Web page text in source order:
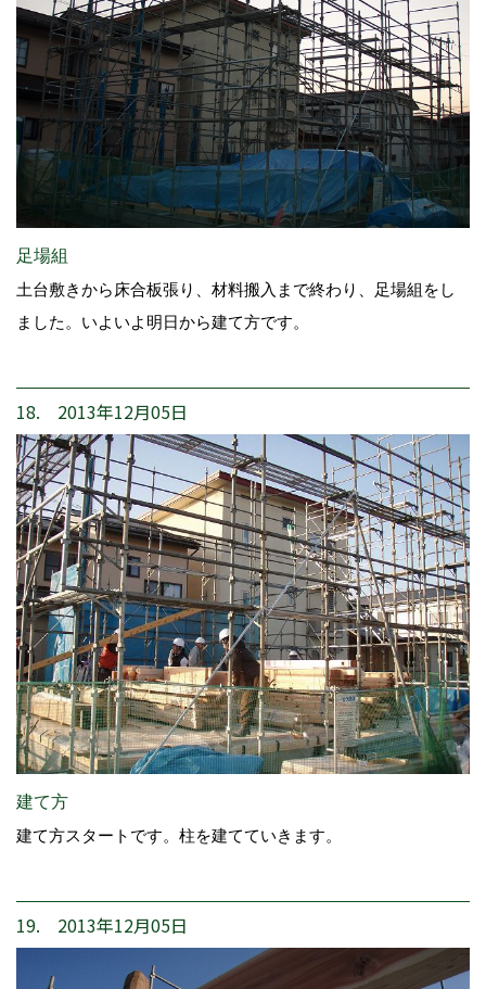
足場組
土台敷きから床合板張り、材料搬入まで終わり、足場組をし
ました。いよいよ明日から建て方です。
18. 2013年12月05日
建て方
建て方スタートです。柱を建てていきます。
19. 2013年12月05日